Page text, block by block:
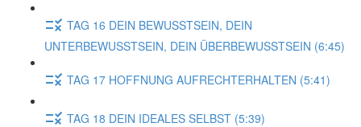
TAG 16 DEIN BEWUSSTSEIN, DEIN
UNTERBEWUSSTSEIN, DEIN ÜBERBEWUSSTSEIN (6:45)
TAG 17 HOFFNUNG AUFRECHTERHALTEN (5:41)
TAG 18 DEIN IDEALES SELBST (5:39)